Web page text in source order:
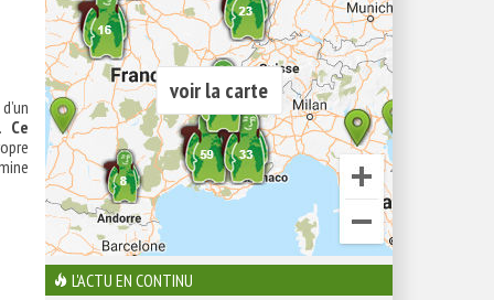
Ce
voir la carte
L'ACTU EN CONTINU